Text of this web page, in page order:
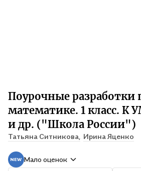
Поурочные разработки
математике. 1 класс. К
и др. ("Школа России")
Татьяна Ситникова, Ирина Яценко
Мало оценок